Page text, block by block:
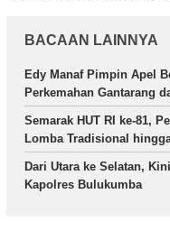
BACAAN LAINNYA
Edy Manaf Pimpin Apel
Perkemahan Gantarang
Semarak HUT RI ke-81,
Lomba Tradisional
Dari Utara ke Selatan,
Kapolres Bulukumba